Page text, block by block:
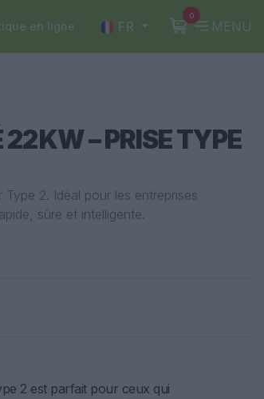
en ligne FR
0
MENU
KW – PRISE TYPE
2. Idéal pour les entreprises
sûre et intelligente.
2 est parfait pour ceux qui